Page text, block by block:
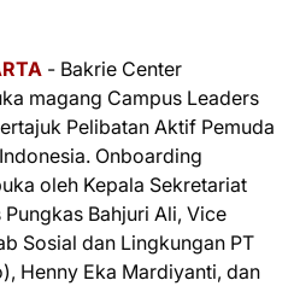
- Bakrie Center
magang Campus Leaders
Pelibatan Aktif Pemuda
Onboarding
oleh Kepala Sekretariat
Bahjuri Ali, Vice
Sosial dan Lingkungan PT
Henny Eka Mardiyanti, dan